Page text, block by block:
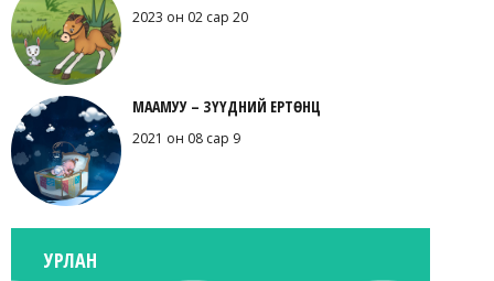
2023 он 02 сар 20
МААМУУ – ЗҮҮДНИЙ ЕРТӨНЦ
2021 он 08 сар 9
УРЛАН